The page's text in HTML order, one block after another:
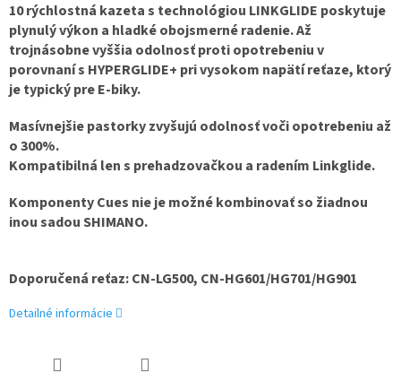
10 rýchlostná kazeta s technológiou LINKGLIDE poskytuje
plynulý výkon a hladké obojsmerné radenie. Až
trojnásobne vyššia odolnosť proti opotrebeniu v
porovnaní s HYPERGLIDE+ pri vysokom napätí reťaze, ktorý
je typický pre E-biky.
Masívnejšie pastorky zvyšujú odolnosť voči opotrebeniu až
o 300%.
Kompatibilná len s prehadzovačkou a radením Linkglide.
Komponenty Cues nie je možné kombinovať so žiadnou
inou sadou SHIMANO.
Doporučená reťaz: CN-LG500, CN-HG601/HG701/HG901
Detailné informácie